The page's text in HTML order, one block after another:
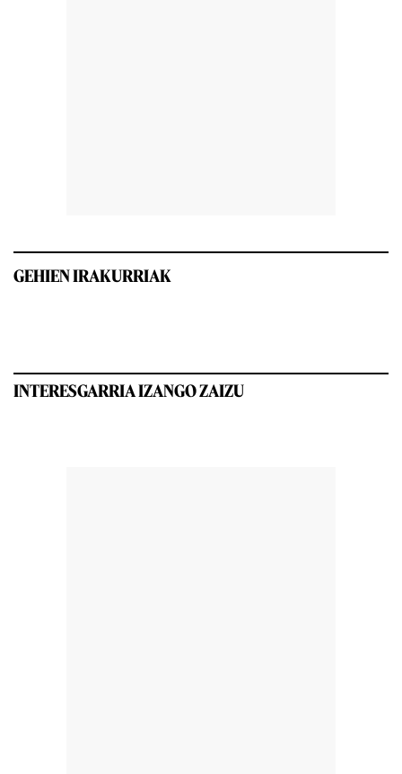
GEHIEN IRAKURRIAK
INTERESGARRIA IZANGO ZAIZU